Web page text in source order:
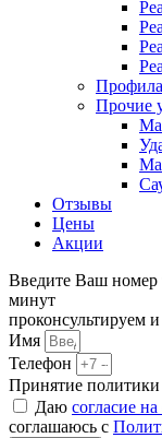
Прочие
Отзывы
Цены
Акции
Введите Ваш номер
минут
проконсультируем
Имя
Телефон
Принятие политики
Даю согласие
соглашаюсь с